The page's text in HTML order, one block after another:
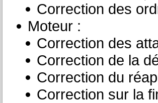
Correction des
Moteur :
Correction des
Correction de la
Correction du
Correction sur la